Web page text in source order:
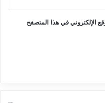
الإلكتروني في هذا المتصفح